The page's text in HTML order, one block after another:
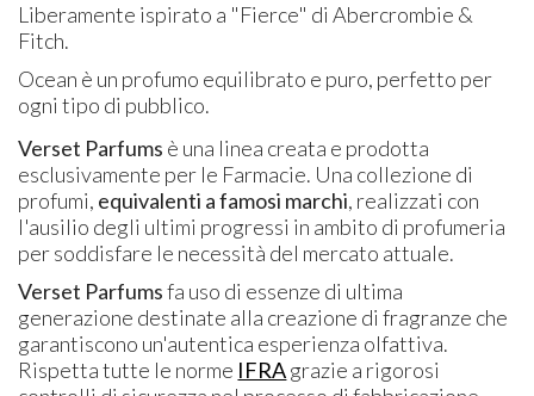
Liberamente ispirato a "Fierce" di Abercrombie &
Fitch.
Ocean è un profumo equilibrato e puro, perfetto per
ogni tipo di pubblico.
Verset Parfums è una linea creata e prodotta
esclusivamente per le Farmacie. Una collezione di
profumi, equivalenti a famosi marchi, realizzati con
l'ausilio degli ultimi progressi in ambito di profumeria
per soddisfare le necessità del mercato attuale.
Verset Parfumsfa uso di essenze di ultima
generazione destinate alla creazione di fragranze che
garantiscono un'autentica esperienza olfattiva.
Rispetta tutte le norme IFRAgrazie a rigorosi